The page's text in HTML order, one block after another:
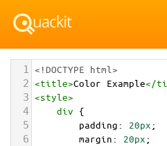
1 <!DOCTYPE html>
2 <title>Color Example</
3 <style>
4 div {
5 padding: 20px;
6 margin: 20px;